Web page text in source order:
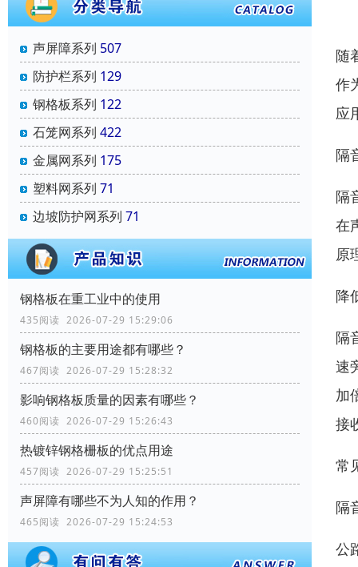
声屏障系列 507
防护栏系列 129
钢格板系列 122
石笼网系列 422
金属网系列 175
塑料网系列 71
边坡防护网系列 71
钢格板在重工业中的使用
435阅读 2026-07-29 15:29:06
钢格板的主要用途都有哪些？
467阅读 2026-07-29 15:28:32
影响钢格板质量的因素有哪些？
460阅读 2026-07-29 15:26:43
热镀锌钢格栅板的优点用途
457阅读 2026-07-29 15:25:51
声屏障有哪些不为人知的作用？
465阅读 2026-07-29 15:24:53
随
作
应
隔
隔
在
原
降
隔
速
加
接
常
隔
公